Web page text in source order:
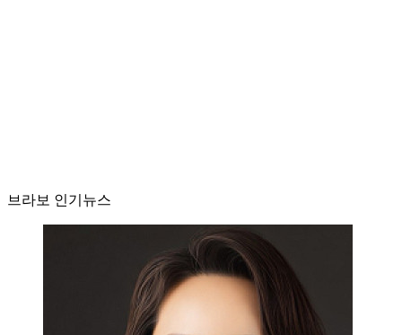
브라보 인기뉴스